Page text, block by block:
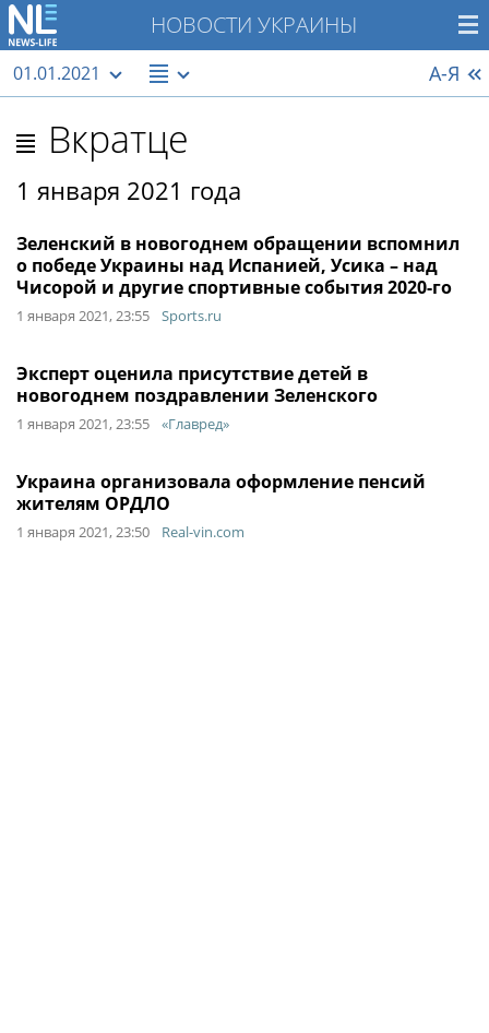
НОВОСТИ УКРАИНЫ
01.01.2021 А-Я
Вкратце
1 января 2021 года
Зеленский в новогоднем обращении вспомнил
о победе Украины над Испанией, Усика – над
Чисорой и другие спортивные события 2020-го
1 января 2021, 23:55 Sports.ru
Эксперт оценила присутствие детей в
новогоднем поздравлении Зеленского
1 января 2021, 23:55 «Главред»
Украина организовала оформление пенсий
жителям ОРДЛО
1 января 2021, 23:50 Real-vin.com